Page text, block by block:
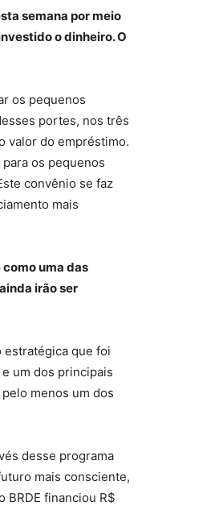
semana por meio
o dinheiro. O
os pequenos
portes, nos três
valor do empréstimo.
os pequenos
convênio se faz
mais
uma das
irão ser
estratégica que foi
um dos principais
menos um dos
desse programa
mais consciente,
BRDE financiou R$